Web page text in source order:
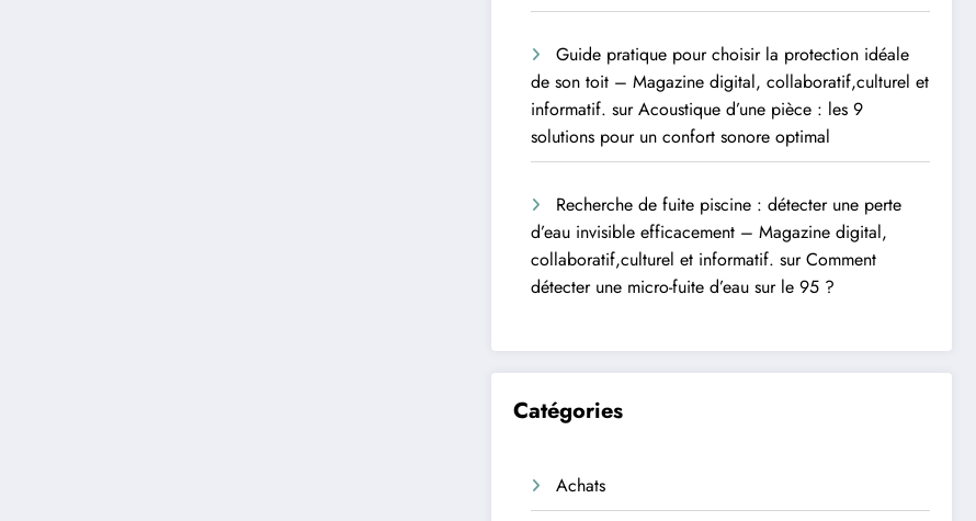
Guide pratique pour choisir la protection idéale
de son toit – Magazine digital, collaboratif,culturel et
informatif. surAcoustique d’une pièce : les 9
solutions pour un confort sonore optimal
Recherche de fuite piscine : détecter une perte
d’eau invisible efficacement – Magazine digital,
collaboratif,culturel et informatif. surComment
détecter une micro-fuite d’eau sur le 95 ?
Catégories
Achats